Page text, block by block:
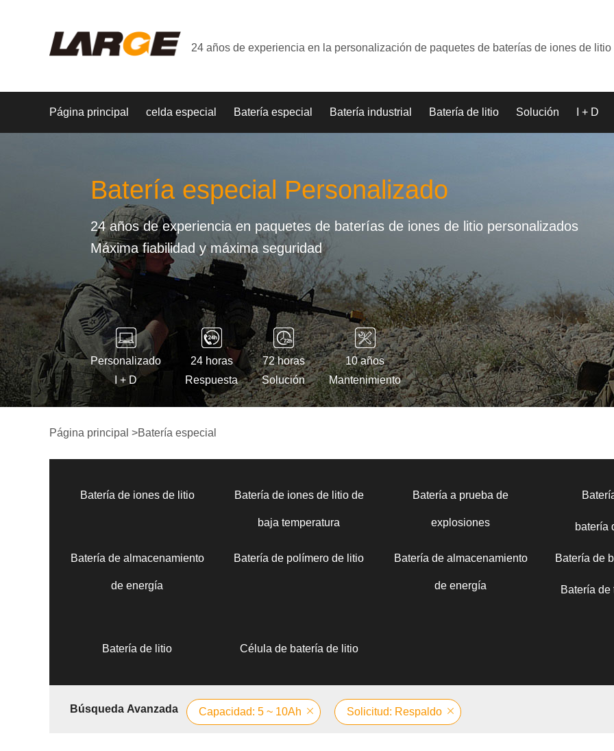
24 años de experiencia en la personalización de paquetes de baterías de iones de litio
Página principal celda especial Batería especial Batería industrial Batería de litio Solución I + D
Batería especial Personalizado
24 años de experiencia en paquetes de baterías de iones de litio personalizados
Máxima fiabilidad y máxima seguridad
Personalizado
I + D
24 horas
Respuesta
72 horas
Solución
10 años
Mantenimiento
Página principal >Batería especial
Batería de iones de litio Batería de iones de litio de
baja temperatura
Batería a prueba de
explosiones batería
Batería de almacenamiento
de energía
Batería de polímero de litio Batería de almacenamiento
de energía
Batería de
Batería
Batería de litio Célula de batería de litio
Búsqueda Avanzada Capacidad: 5 ~ 10Ah Solicitud: Respaldo